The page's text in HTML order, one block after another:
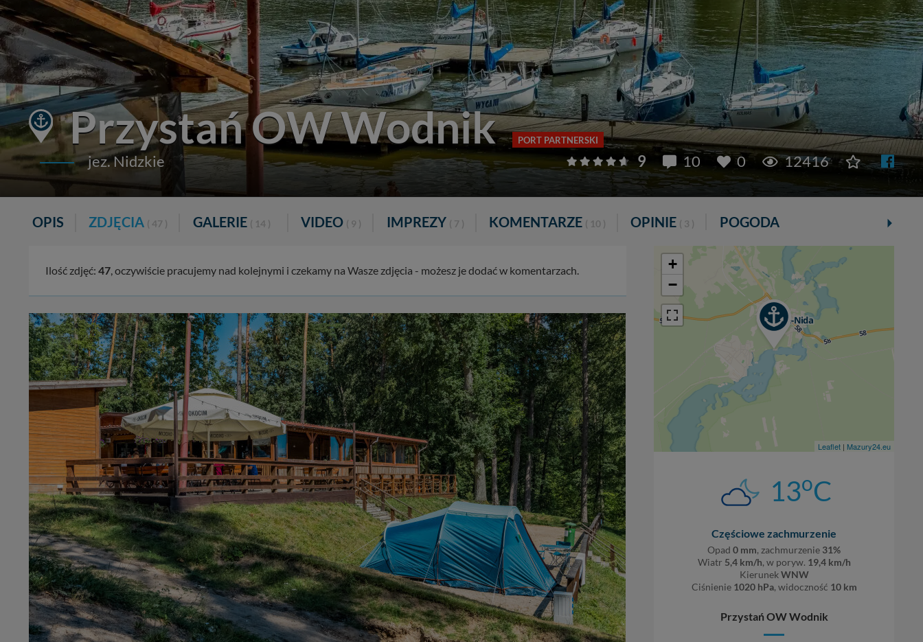
Przystań OW Wodnik PORT PARTNERSKI
jez. Nidzkie 9 10 0 12416
OPIS ZDJĘCIA ( 47 ) GALERIE ( 14 ) VIDEO ( 9 ) IMPREZY ( 7 ) KOMENTARZE ( 10 ) OPINIE ( 3 ) POGODA
Ilość zdjęć: 47, oczywiście pracujemy nad kolejnymi i czekamy na Wasze zdjęcia - możesz je dodać w komentarzach.
+
−
Leaflet | Mazury24.eu
13oC
Częściowe zachmurzenie
Opad 0 mm, zachmurzenie 31%
Wiatr 5,4 km/h, w poryw. 19,4 km/h
KierunekWNW
Ciśnienie 1020 hPa, widoczność 10 km
Przystań OW Wodnik